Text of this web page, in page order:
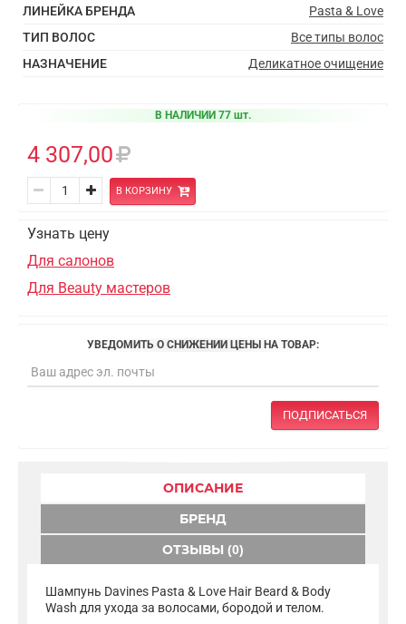
ЛИНЕЙКА БРЕНДА
Pasta & Love
ТИП ВОЛОС
Все типы волос
НАЗНАЧЕНИЕ
Деликатное очищение
В НАЛИЧИИ 77 шт.
4 307,00
В КОРЗИНУ
Узнать цену
Для салонов
Для Beauty мастеров
УВЕДОМИТЬ О СНИЖЕНИИ ЦЕНЫ НА ТОВАР:
ПОДПИСАТЬСЯ
ОПИСАНИЕ
БРЕНД
ОТЗЫВЫ (0)
Шампунь Davines Pasta & Love Hair Beard & Body
Wash для ухода за волосами, бородой и телом.